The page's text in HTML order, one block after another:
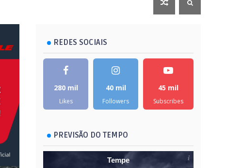
REDES SOCIAIS
280 mil
Likes
40 mil
Followers
45 mil
Subscribes
PREVISÃO DO TEMPO
Tempe